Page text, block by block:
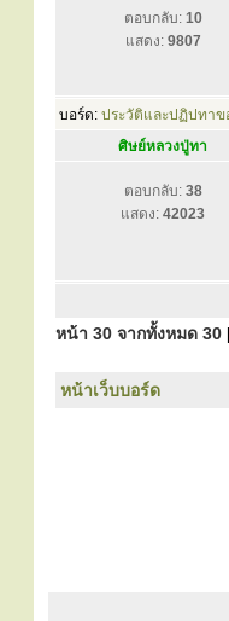
ตอบกลับ: 10
แสดง: 9807
บอร์ด: ประวัติและปฏิปทาข
ศิษย์หลวงปู่ทา
ตอบกลับ: 38
แสดง: 42023
หน้า 30 จากทั้งหมด 30
หน้าเว็บบอร์ด